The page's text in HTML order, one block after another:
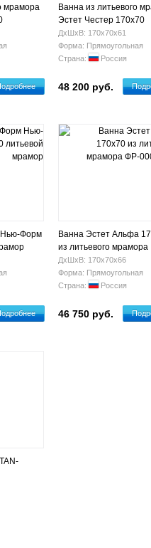
мрамора
Ванна из литьевого
Эстет Честер 170х70
ДхШхВ: 170х70х61
Форма: Прямоугольная
Страна:
Россия
48 200 руб.
Нью-Форм
Ванна Эстет Альфа
из литьевого мрамора
ФР-00006565
ДхШхВ: 170х70х66
Форма: Прямоугольная
Страна:
Россия
46 750 руб.